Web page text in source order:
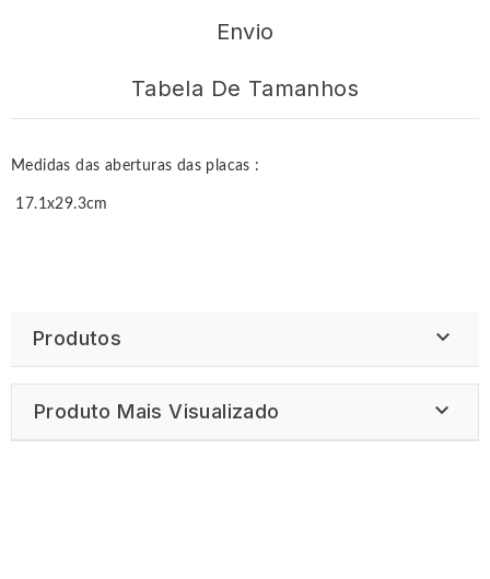
Envio
Tabela De Tamanhos
Medidas das aberturas das placas :
17.1x29.3cm
Produtos 
Produto Mais Visualizado 